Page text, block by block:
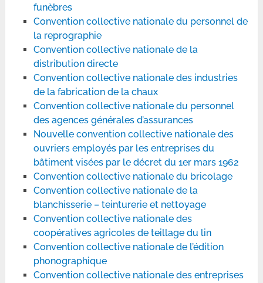
funèbres
Convention collective nationale du personnel de
la reprographie
Convention collective nationale de la
distribution directe
Convention collective nationale des industries
de la fabrication de la chaux
Convention collective nationale du personnel
des agences générales d’assurances
Nouvelle convention collective nationale des
ouvriers employés par les entreprises du
bâtiment visées par le décret du 1er mars 1962
Convention collective nationale du bricolage
Convention collective nationale de la
blanchisserie – teinturerie et nettoyage
Convention collective nationale des
coopératives agricoles de teillage du lin
Convention collective nationale de l’édition
phonographique
Convention collective nationale des entreprises